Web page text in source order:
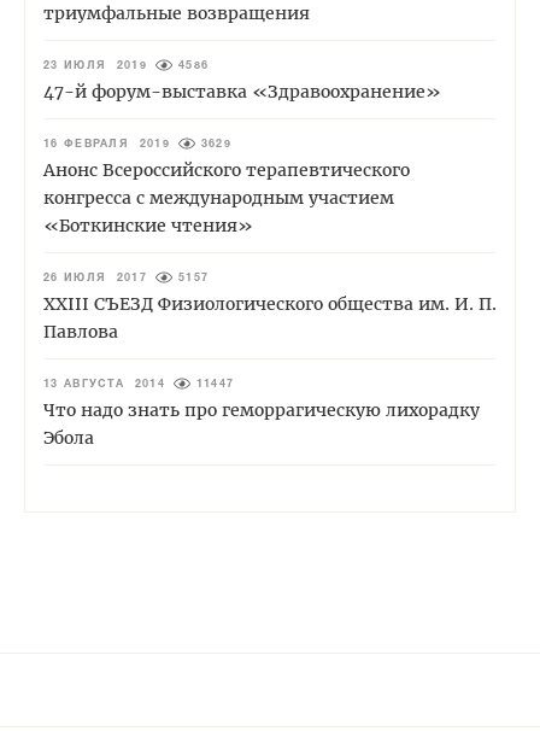
триумфальные возвращения
23 ИЮЛЯ 2019 4586
47-й форум-выставка «Здравоохранение»
16 ФЕВРАЛЯ 2019 3629
Анонс Всероссийского терапевтического
конгресса с международным участием
«Боткинские чтения»
26 ИЮЛЯ 2017 5157
XXIII СЪЕЗД Физиологического общества им. И. П.
Павлова
13 АВГУСТА 2014 11447
Что надо знать про геморрагическую лихорадку
Эбола